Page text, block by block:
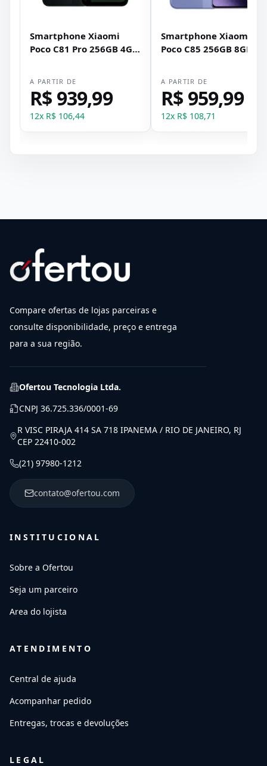
Smartphone Xiaomi
Poco C81 Pro 256GB 4GB
A PARTIR DE
R$ 939,99
12x R$ 106,44
Smartphone Xiaomi
Poco C85 256GB 8GB
A PARTIR DE
R$ 959,99
12x R$ 108,71
Compare ofertas de lojas parceiras e
consulte disponibilidade, preço e entrega
para a sua região.
Ofertou Tecnologia Ltda.
CNPJ 36.725.336/0001-69
R VISC PIRAJA 414 SA 718 IPANEMA / RIO DE JANEIRO, RJ
CEP 22410-002
(21) 97980-1212
contato@ofertou.com
INSTITUCIONAL
Sobre a Ofertou
Seja um parceiro
Area do lojista
ATENDIMENTO
Central de ajuda
Acompanhar pedido
Entregas, trocas e devoluções
LEGAL